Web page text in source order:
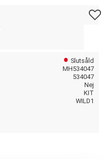
Slutsåld
MH534047
534047
Nej
KIT
WILD1